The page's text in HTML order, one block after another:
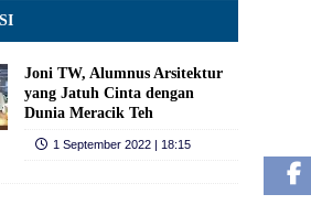
Joni TW, Alumnus Arsitektur
yang Jatuh Cinta dengan
Dunia Meracik Teh
1 September 2022 | 18:15